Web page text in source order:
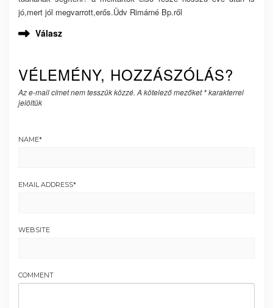
jó,mert jól megvarrott,erős.Üdv Rimárné Bp.ről
Válasz
VÉLEMÉNY, HOZZÁSZÓLÁS?
Az e-mail címet nem tesszük közzé. A kötelező mezőket*karakterrel
jelöltük
NAME*
EMAIL ADDRESS*
WEBSITE
COMMENT